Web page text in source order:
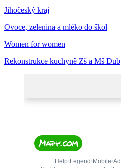
Jihočeský kraj
Ovoce, zelenina a mléko do škol
Women for women
Rekonstrukce kuchyně Zš a Mš Dub